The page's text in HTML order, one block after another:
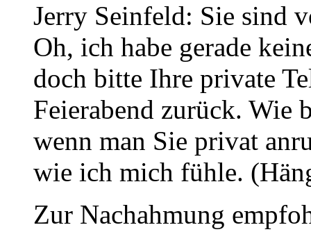
Jerry Seinfeld: Sie sind
Oh, ich habe gerade
doch bitte Ihre private
Feierabend zurück. Wie
wenn man Sie privat
wie ich mich fühle.
Zur Nachahmung